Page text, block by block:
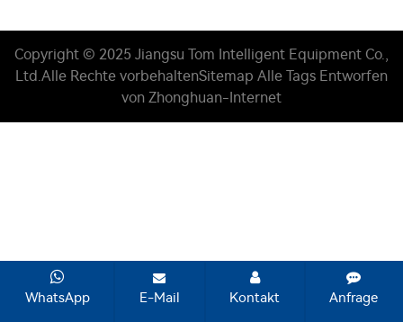
Copyright © 2025 Jiangsu Tom Intelligent Equipment Co.,
Ltd.Alle Rechte vorbehaltenSitemap Alle Tags Entworfen
von Zhonghuan-Internet
WhatsApp E-Mail Kontakt Anfrage